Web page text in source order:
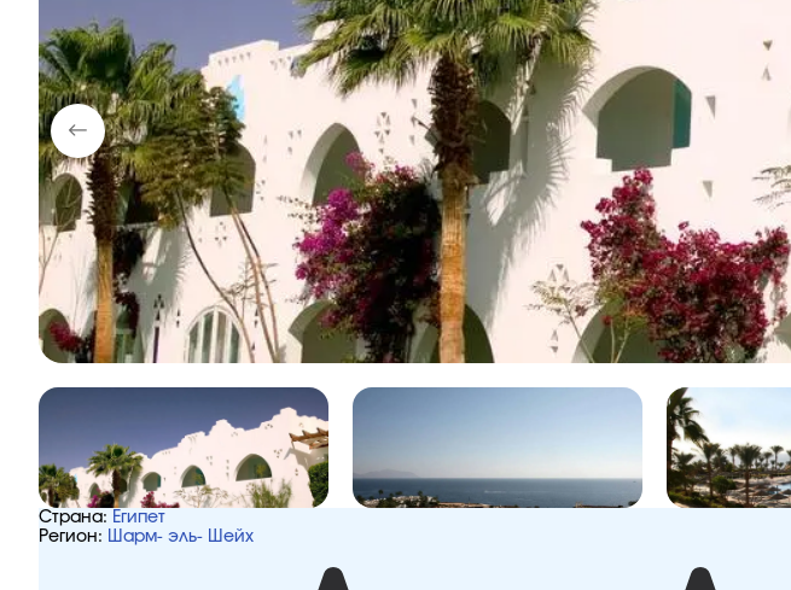
Страна: Египет
Регион: Шарм- эль- Шейх